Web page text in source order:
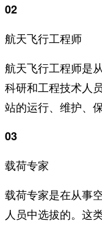
02
航天飞行工程师
航天飞行工程师是
科研和工程技术人
站的运行、维护、
03
载荷专家
载荷专家是在从事
人员中选拔的。这